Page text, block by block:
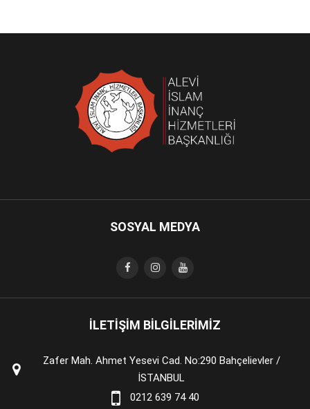
SOSYAL MEDYA
İLETİŞİM BİLGİLERİMİZ
Zafer Mah. Ahmet Yesevi Cad. No:290 Bahçelievler /
İSTANBUL
0212 639 74 40